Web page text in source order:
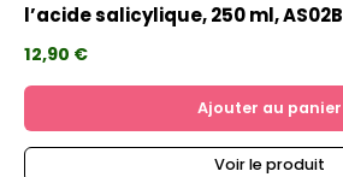
l’acide salicylique, 250 ml, AS02B
12,90 €
Ajouter au panier
Voir le produit